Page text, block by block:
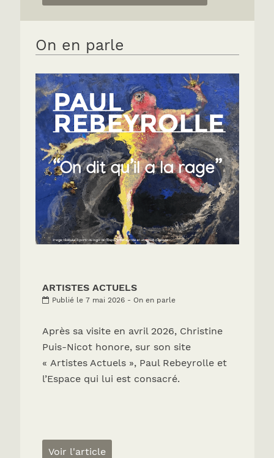
On en parle
ARTISTES ACTUELS
Publié le 7 mai 2026 - On en parle
Après sa visite en avril 2026, Christine
Puis-Nicot honore, sur son site
« Artistes Actuels », Paul Rebeyrolle et
l’Espace qui lui est consacré.
Voir l'article